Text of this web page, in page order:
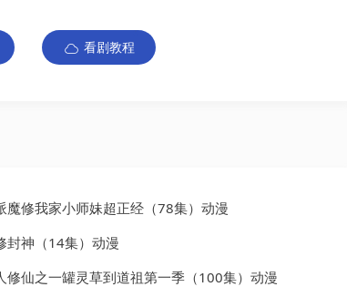
看剧教程
魔修我家小师妹超正经（78集）动漫
封神（14集）动漫
修仙之一罐灵草到道祖第一季（100集）动漫